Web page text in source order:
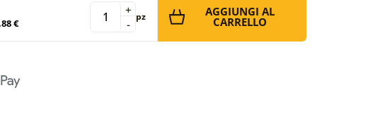
€ -
+ pz AGGIUNGI AL
CARRELLO